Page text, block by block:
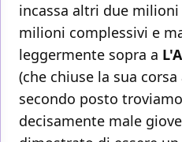
incassa altri due
milioni complessivi e
leggermente sopra a
(che chiuse la sua
secondo posto troviamo
decisamente male